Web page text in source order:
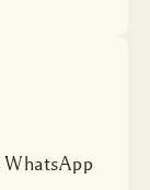
WhatsApp